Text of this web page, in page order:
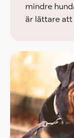
mindre
är lättare